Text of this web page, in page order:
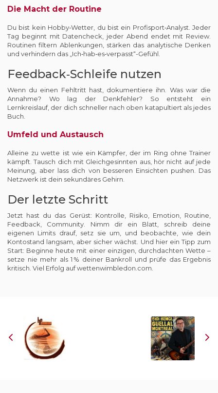
Die Macht der Routine
Du bist kein Hobby‑Wetter, du bist ein Profisport‑Analyst. Jeder
Tag beginnt mit Datencheck, jeder Abend endet mit Review.
Routinen filtern Ablenkungen, stärken das analytische Denken
und verhindern das „Ich‑hab‑es‑verpasst“-Gefühl.
Feedback‑Schleife nutzen
Wenn du einen Fehltritt hast, dokumentiere ihn. Was war die
Annahme? Wo lag der Denkfehler? So entsteht ein
Lernkreislauf, der dich schneller nach oben katapultiert als jedes
Buch.
Umfeld und Austausch
Alleine zu wette ist wie ein Kämpfer, der im Ring ohne Trainer
kämpft. Tausch dich mit Gleichgesinnten aus, hör nicht auf jede
Meinung, aber lass dich von besseren Einsichten pushen. Das
Netzwerk ist dein sekundäres Gehirn.
Der letzte Schritt
Jetzt hast du das Gerüst: Kontrolle, Risiko, Emotion, Routine,
Feedback, Community. Nimm dir ein Blatt, schreib deine
eigenen Limits drauf, setz sie um, und beobachte, wie dein
Kontostand langsam, aber sicher wächst. Und hier ein Tipp zum
Start: Beginne heute mit einer einzigen, durchdachten Wette –
setze nie mehr als 1 % deiner Bankroll und prüfe das Ergebnis
kritisch. Viel Erfolg aufwettenwimbledon.com